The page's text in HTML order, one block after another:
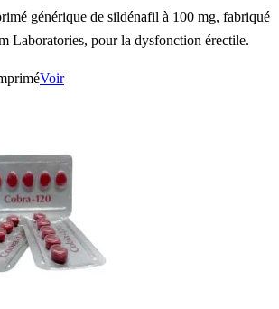
générique de sildénafil à 100 mg, fabriqué
Laboratories, pour la dysfonction érectile.
Voir